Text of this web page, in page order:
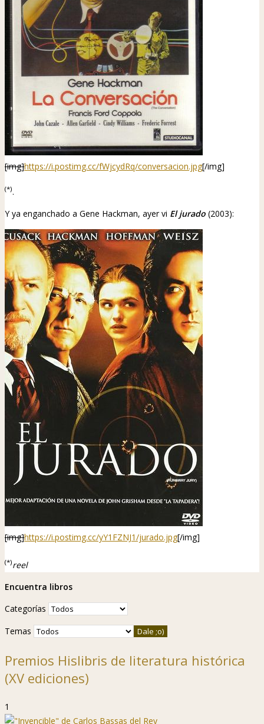
[img]https://i.postimg.cc/fWjcydRq/conversacion.jpg[/img]
(*).
Y ya enganchado a Gene Hackman, ayer vi El jurado (2003):
[img]https://i.postimg.cc/yY1FZNJ1/jurado.jpg[/img]
(*)reel
Encuentra libros
Categorías
Temas
Premios Hislibris de literatura histórica
(XV ediciones)
1